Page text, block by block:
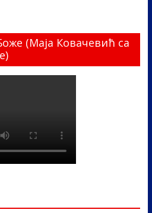
(Маја Ковачевић са